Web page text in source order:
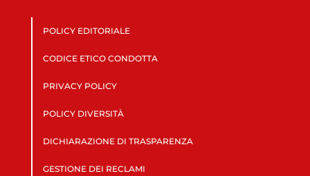
POLICY EDITORIALE
CODICE ETICO CONDOTTA
PRIVACY POLICY
POLICY DIVERSITÀ
DICHIARAZIONE DI TRASPARENZA
GESTIONE DEI RECLAMI